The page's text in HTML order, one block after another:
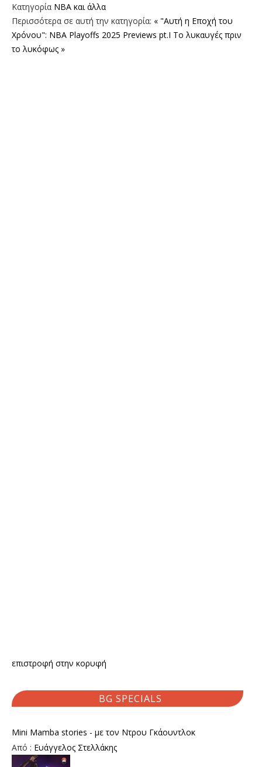
Κατηγορία NBA και άλλα
Περισσότερα σε αυτή την κατηγορία: « "Αυτή η Εποχή του
Χρόνου": NBA Playoffs 2025 Previews pt.I Το λυκαυγές πριν
το λυκόφως »
επιστροφή στην κορυφή
BG SPECIALS
Mini Mamba stories - με τον Ντρου Γκάουντλοκ
Από : Ευάγγελος Στελλάκης